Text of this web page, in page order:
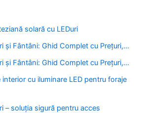
solară cu LEDuri
și Fântâni: Ghid Complet cu Prețuri,…
și Fântâni: Ghid Complet cu Prețuri,…
interior cu iluminare LED pentru foraje
– soluția sigură pentru acces